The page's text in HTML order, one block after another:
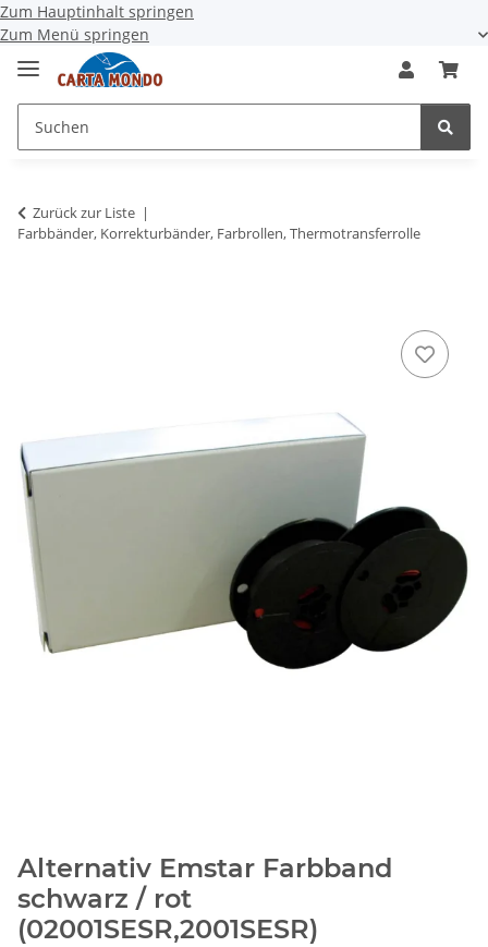
Zum Hauptinhalt springen
Zum Menü springen
Zurück zur Liste
Farbbänder, Korrekturbänder, Farbrollen, Thermotransferrolle
Alternativ Emstar Farbband
schwarz / rot
(02001SESR,2001SESR)